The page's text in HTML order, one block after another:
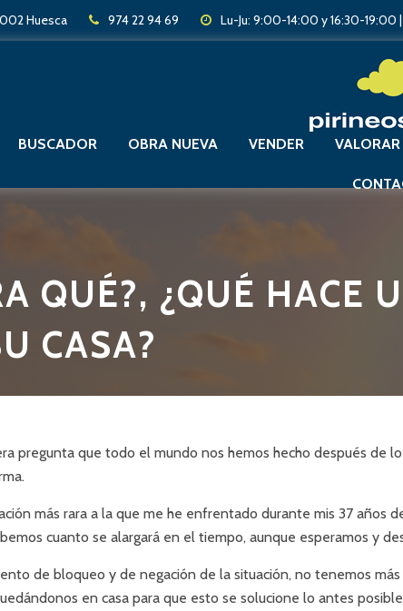
Huesca 974 22 94 69 Lu-Ju: 9:00-14:00 y 16:30-
BUSCADOR OBRA NUEVA VENDER
QUÉ?, ¿QUÉ HACE
CASA?
pregunta que todo el mundo nos hemos hecho después
más rara a la que me he enfrentado durante mis 37
cuanto se alargará en el tiempo, aunque esperamos y
de bloqueo y de negación de la situación, no tenemos
en casa para que esto se solucione lo antes